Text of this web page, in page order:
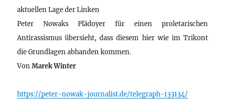
aktuellen Lage der Linken
Peter Nowaks Plädoyer für einen proletarischen
Antirassismus übersieht, dass diesem hier wie im Trikont
die Grundlagen abhanden kommen.
VonMarek Winter
https://peter-nowak-journalist.de/telegraph-133134/